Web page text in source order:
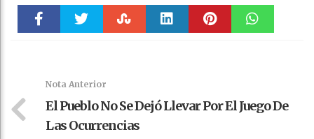
Nota Anterior
El Pueblo No Se Dejó Llevar Por El Juego De
Las Ocurrencias